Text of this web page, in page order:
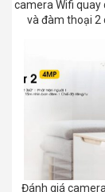
camera Wifi quay
và đàm thoại 2
Đánh giá